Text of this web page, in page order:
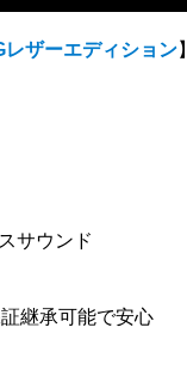
レザーエディション
サウンド
継承可能で安心